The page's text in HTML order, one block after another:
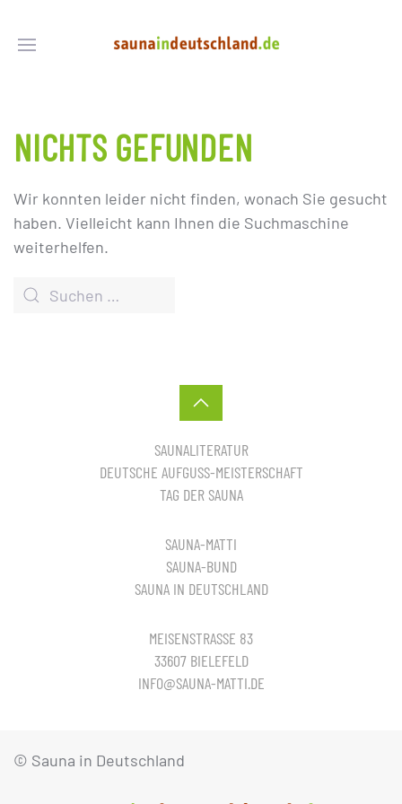
NICHTS GEFUNDEN
Wir konnten leider nicht finden, wonach Sie gesucht
haben. Vielleicht kann Ihnen die Suchmaschine
weiterhelfen.
SAUNALITERATUR
DEUTSCHE AUFGUSS-MEISTERSCHAFT
TAG DER SAUNA
SAUNA-MATTI
SAUNA-BUND
SAUNA IN DEUTSCHLAND
MEISENSTRASSE 83
33607 BIELEFELD
INFO@SAUNA-MATTI.DE
© Sauna in Deutschland